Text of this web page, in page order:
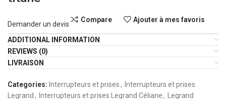
Demander un devis
Compare Ajouter à mes favoris
ADDITIONAL INFORMATION
REVIEWS (0)
LIVRAISON
Categories: Interrupteurs et prises, Interrupteurs et prises
Legrand , Interrupteurs et prises Legrand Céliane, Legrand